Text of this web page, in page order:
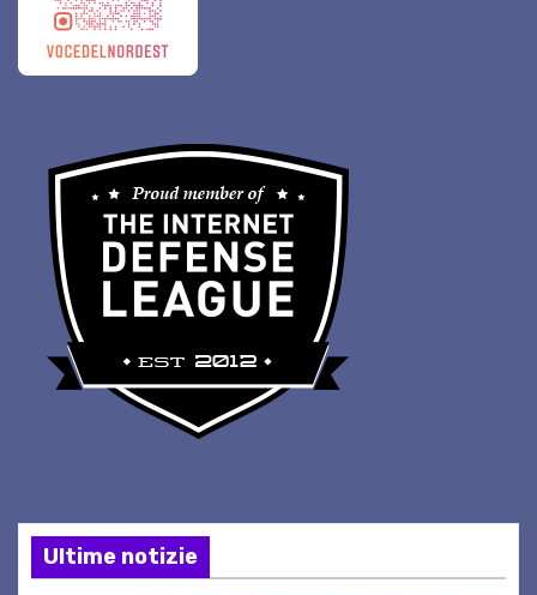
Ultime notizie